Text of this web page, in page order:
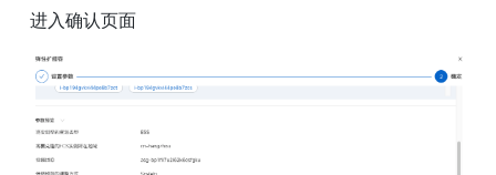
进入确认页面